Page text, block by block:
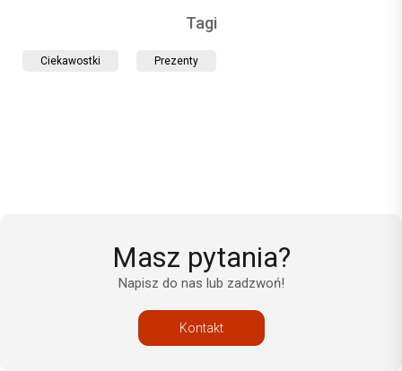
Tagi
Ciekawostki Prezenty
Masz pytania?
Napisz do nas lub zadzwoń!
Kontakt